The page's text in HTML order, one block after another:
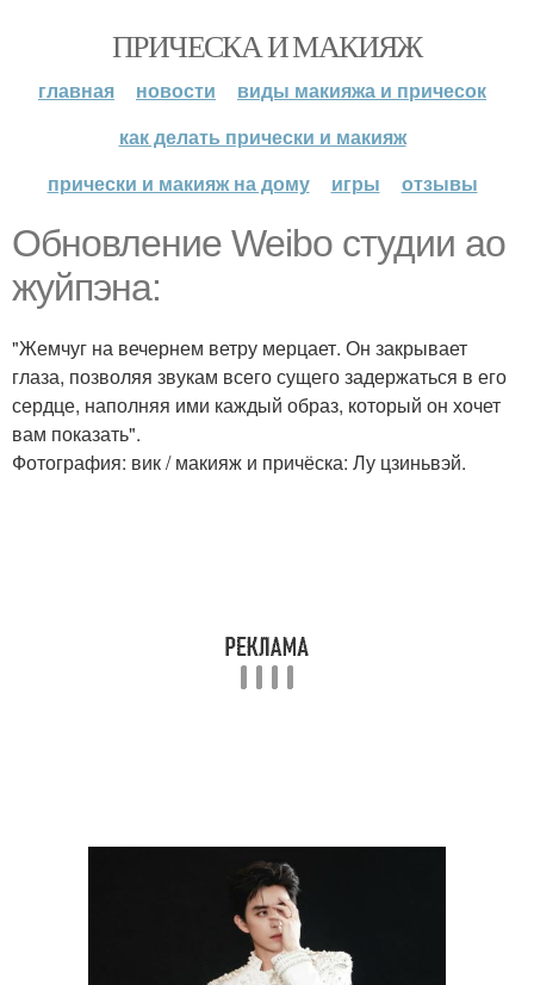
ПРИЧЕСКА И МАКИЯЖ
главная новости
виды макияжа и причесок
как делать прически и макияж
прически и макияж на дому
игры отзывы
Обновление Weibo студии ао
жуйпэна:
"Жемчуг на вечернем ветру мерцает. Он закрывает
глаза, позволяя звукам всего сущего задержаться в его
сердце, наполняя ими каждый образ, который он хочет
вам показать".
Фотография: вик / макияж и причёска: Лу цзиньвэй.